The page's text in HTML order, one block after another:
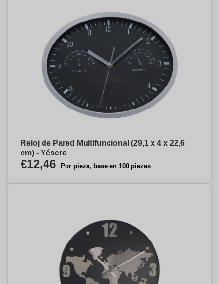
Reloj de Pared Multifuncional (29,1 x 4 x 22,6
cm) - Yésero
€12,46 Por pieza, base en 100 piezas